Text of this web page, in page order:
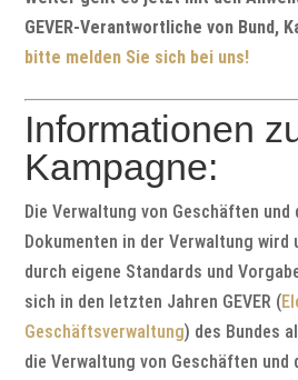
GEVER-Verantwortliche von Bund,
bitte melden Sie sich bei uns!
Informationen
Kampagne:
Die Verwaltung von Geschäften und
Dokumenten in der Verwaltung wird
durch eigene Standards und
sich in den letzten Jahren GEVER (
Geschäftsverwaltung) des Bundes
die Verwaltung von Geschäften und